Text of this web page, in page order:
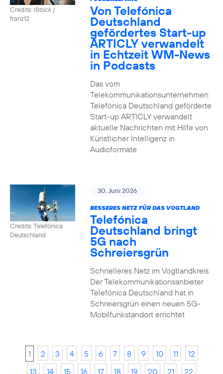
Credits: iStock /
franz12
Von Telefónica
Deutschland
gefördertes Start-up
ARTICLY verwandelt
in Echtzeit WM-News
in Podcasts
Das vom
Telekommunikationsunternehmen
Telefónica Deutschland geförderte
Start-up ARTICLY verwandelt
aktuelle Nachrichten mit Hilfe von
Künstlicher Intelligenz in
Audioformate
Credits: Telefónica
Deutschland
30. Juni 2026
BESSERES NETZ FÜR DAS VOGTLAND
Telefónica
Deutschland bringt
5G nach
Schreiersgrün
Schnelleres Netz im Vogtlandkreis:
Der Telekommunikationsanbieter
Telefónica Deutschland hat in
Schreiersgrün einen neuen 5G-
Mobilfunkstandort errichtet
1 2 3 4 5 6 7 8 9 10 11
12
13
14 15 16 17 18 19 20 21 22